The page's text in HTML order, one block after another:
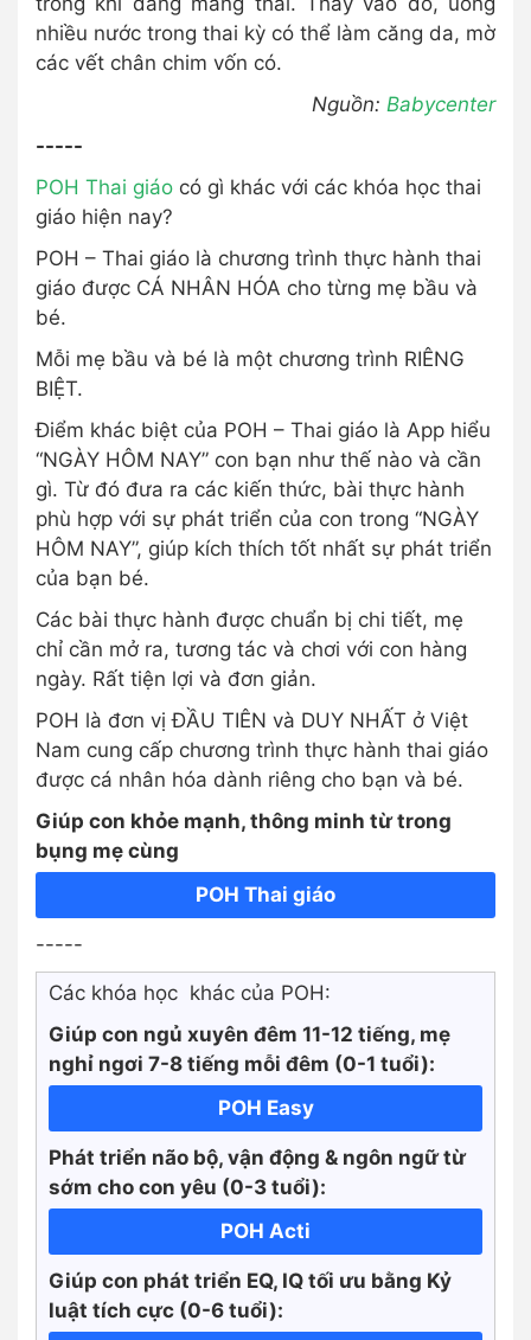
nhiều nước trong thai kỳ có thể làm căng da, mờ
các vết chân chim vốn có.
Nguồn: Babycenter
-----
POH Thai giáo có gì khác với các khóa học thai
giáo hiện nay?
POH – Thai giáo là chương trình thực hành thai
giáo được CÁ NHÂN HÓA cho từng mẹ bầu và
bé.
Mỗi mẹ bầu và bé là một chương trình RIÊNG
BIỆT.
Điểm khác biệt của POH – Thai giáo là App hiểu
“NGÀY HÔM NAY” con bạn như thế nào và cần
gì. Từ đó đưa ra các kiến thức, bài thực hành
phù hợp với sự phát triển của con trong “NGÀY
HÔM NAY”, giúp kích thích tốt nhất sự phát triển
của bạn bé.
Các bài thực hành được chuẩn bị chi tiết, mẹ
chỉ cần mở ra, tương tác và chơi với con hàng
ngày. Rất tiện lợi và đơn giản.
POH là đơn vị ĐẦU TIÊN và DUY NHẤT ở Việt
Nam cung cấp chương trình thực hành thai giáo
được cá nhân hóa dành riêng cho bạn và bé.
Giúp con khỏe mạnh, thông minh từ trong
bụng mẹ cùng
POH Thai giáo
-----
Các khóa học khác của POH:
Giúp con ngủ xuyên đêm 11-12 tiếng, mẹ
nghỉ ngơi 7-8 tiếng mỗi đêm (0-1 tuổi):
POH Easy
Phát triển não bộ, vận động & ngôn ngữ từ
sớm cho con yêu (0-3 tuổi):
POH Acti
Giúp con phát triển EQ, IQ tối ưu bằng Kỷ
luật tích cực (0-6 tuổi):